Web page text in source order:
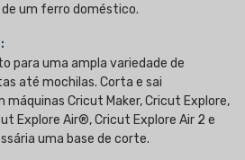
um ferro doméstico.
para uma ampla variedade de
até mochilas. Corta e sai
Cricut Maker, Cricut Explore,
Explore Air®, Cricut Explore Air 2 e
uma base de corte.